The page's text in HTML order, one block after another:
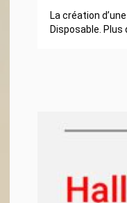
La création
Disposable.